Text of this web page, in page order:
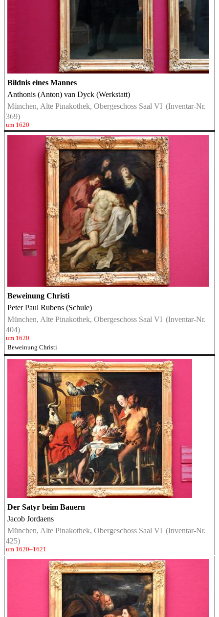
Bildnis eines Mannes
Anthonis (Anton) van Dyck (Werkstatt)
München, Alte Pinakothek, Obergeschoss Saal VI (Inventar-Nr.
369)
um 1620
Beweinung Christi
Peter Paul Rubens (Schule)
München, Alte Pinakothek, Obergeschoss Saal VI (Inventar-Nr.
404)
um 1620
Beweinung Christi
Der Satyr beim Bauern
Jacob Jordaens
München, Alte Pinakothek, Obergeschoss Saal VI (Inventar-Nr.
425)
um 1620–1621